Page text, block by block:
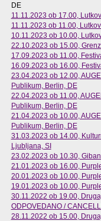
DE
11.11.2023 ob 17.00,
11.11.2023 ob 11.00,
10.11.2023 ob 10.00,
22.10.2023 ob 15.00,
17.09.2023 ob 11.00,
16.09.2023 ob 16.00,
23.04.2023 ob 12.00,
Publikum, Berlin, DE
22.04.2023 ob 11.00,
Publikum, Berlin, DE
21.04.2023 ob 10.00,
Publikum, Berlin, DE
31.03.2023 ob 14.00,
Ljubljana, SI
23.02.2023 ob 10.30,
21.01.2023 ob 16.00,
20.01.2023 ob 10.00,
19.01.2023 ob 10.00,
30.11.2022 ob 19.00,
ODPOVEDANO /
28.11.2022 ob 15.00,